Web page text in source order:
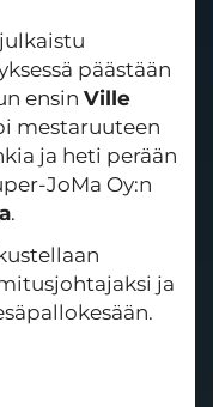
päästään
ensin Ville
mestaruuteen
ja heti perään
JoMa Oy:n
.
ja